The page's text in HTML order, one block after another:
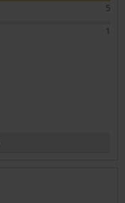
5
1